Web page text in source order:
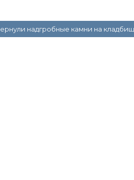
надгробные камни на